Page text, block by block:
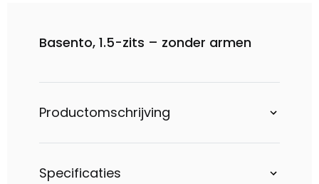
Basento, 1.5-zits – zonder armen
Productomschrijving
Specificaties